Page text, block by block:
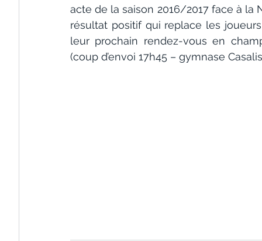
acte de la saison 2016/2017 face à la
résultat positif qui replace les
leur prochain rendez-vous en
(coup d’envoi 17h45 – gymnase